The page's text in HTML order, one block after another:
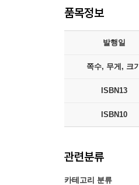
품목정보
발행일
쪽수, 무게, 크기
ISBN13
ISBN10
관련분류
카테고리 분류